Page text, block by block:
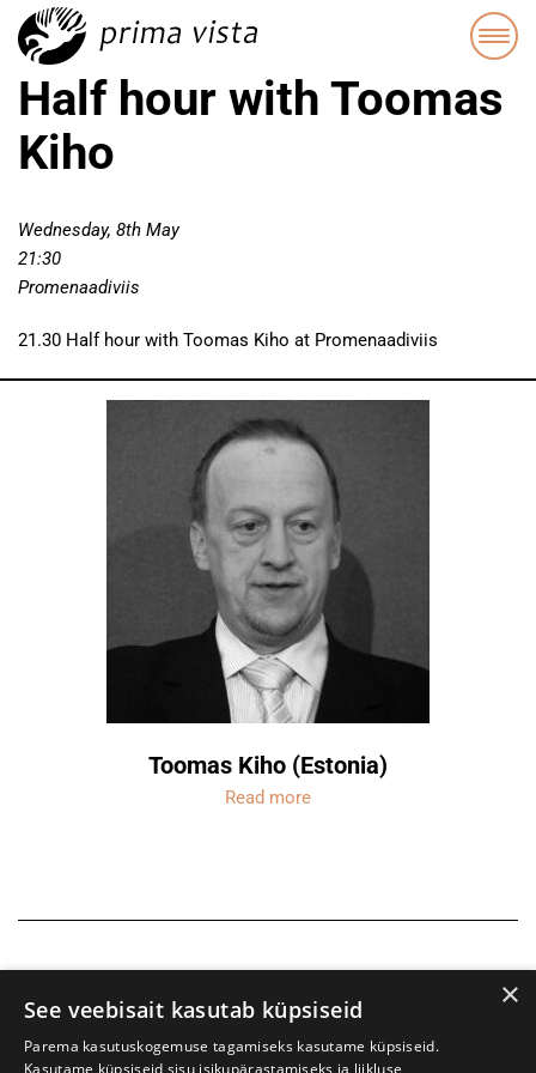
Half hour with Toomas
Kiho
Wednesday, 8th May
21:30
Promenaadiviis
21.30 Half hour with Toomas Kiho at Promenaadiviis
Toomas Kiho (Estonia)
Read more
×
See veebisait kasutab küpsiseid
Parema kasutuskogemuse tagamiseks kasutame küpsiseid.
Kasutame küpsiseid sisu isikupärastamiseks ja liikluse